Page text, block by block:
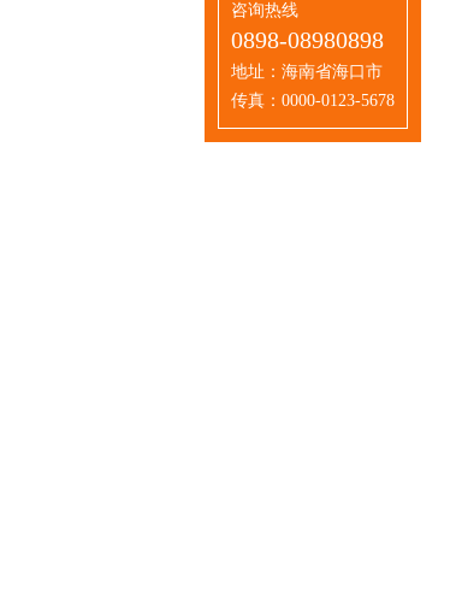
咨询热线
0898-08980898
地址：海南省海口市
传真：0000-0123-5678